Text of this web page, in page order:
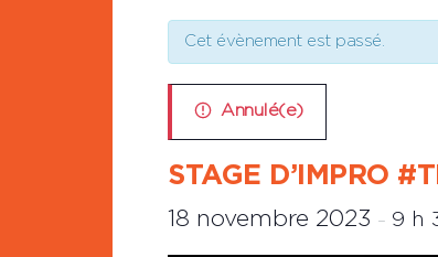
Cet évènement est passé.
Annulé(e)
STAGE D’IMPRO
18 novembre 2023 – 9 h